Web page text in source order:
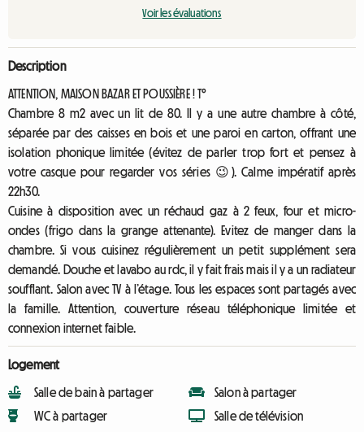
Voir les évaluations
Description
ATTENTION, MAISON BAZAR ET POUSSIÈRE ! T°
Chambre 8 m2 avec un lit de 80. Il y a une autre chambre à côté,
séparée par des caisses en bois et une paroi en carton, offrant une
isolation phonique limitée (évitez de parler trop fort et pensez à
votre casque pour regarder vos séries 😉). Calme impératif après
22h30.
Cuisine à disposition avec un réchaud gaz à 2 feux, four et micro-
ondes (frigo dans la grange attenante). Evitez de manger dans la
chambre. Si vous cuisinez régulièrement un petit supplément sera
demandé. Douche et lavabo au rdc, il y fait frais mais il y a un radiateur
soufflant. Salon avec TV à l’étage. Tous les espaces sont partagés avec
la famille. Attention, couverture réseau téléphonique limitée et
connexion internet faible.
Logement
Salle de bain à partager
WC à partager
Salon à partager
Salle de télévision